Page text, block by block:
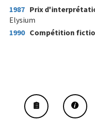
1987 Prix
Elysium
1990 Compétition